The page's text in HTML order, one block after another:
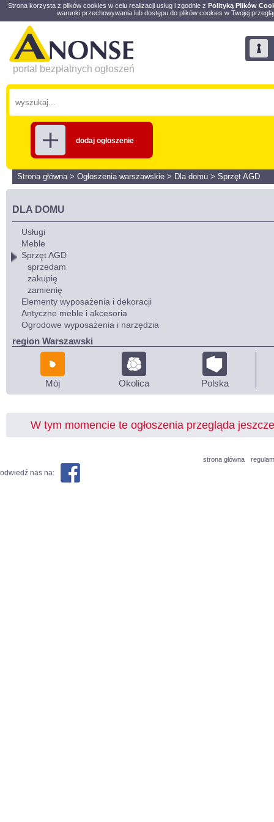
Strona korzysta z plików cookies w celu realizacji usług i zgodnie z Polityką Plików
warunki przechowywania lub dostępu do plików cookies w Twojej
portal bezpłatnych ogłoszeń
dodaj ogłoszenie
Strona główna> Ogłoszenia warszawskie > Dla domu > Sprzęt AGD
DLA DOMU
Usługi
Meble
Sprzęt AGD
sprzedam
zakupię
zamienię
Elementy wyposażenia i dekoracji
Antyczne meble i akcesoria
Ogrodowe wyposażenia i narzędzia
region Warszawski
Mój Okolica Polska
W tym momencie te ogłoszenia przegląda
strona główna
odwiedź nas na: